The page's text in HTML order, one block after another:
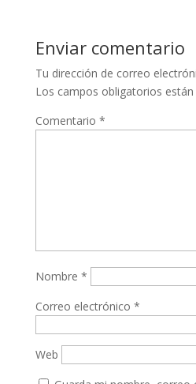
Enviar comentario
Tu dirección de correo
Los campos obligatorios
Comentario *
Nombre *
Correo electrónico *
Web